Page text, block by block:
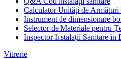
Calculator Unități de
Instrument de dimensionare
Selector de Materiale pentru
Inspector Instalații Sanitare în
Vitrerie